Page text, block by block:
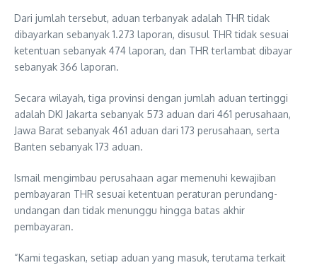
Dari jumlah tersebut, aduan terbanyak adalah THR tidak
dibayarkan sebanyak 1.273 laporan, disusul THR tidak sesuai
ketentuan sebanyak 474 laporan, dan THR terlambat dibayar
sebanyak 366 laporan.
Secara wilayah, tiga provinsi dengan jumlah aduan tertinggi
adalah DKI Jakarta sebanyak 573 aduan dari 461 perusahaan,
Jawa Barat sebanyak 461 aduan dari 173 perusahaan, serta
Banten sebanyak 173 aduan.
Ismail mengimbau perusahaan agar memenuhi kewajiban
pembayaran THR sesuai ketentuan peraturan perundang-
undangan dan tidak menunggu hingga batas akhir
pembayaran.
“Kami tegaskan, setiap aduan yang masuk, terutama terkait